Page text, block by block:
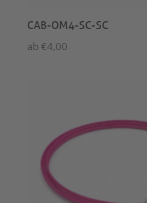
CAB-OM4-SC-SC
ab €4,00